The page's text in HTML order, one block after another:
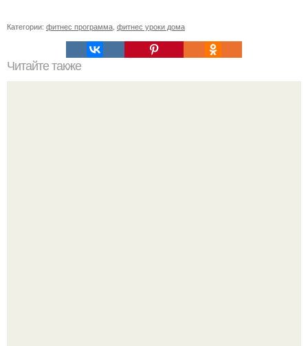
Категории: фитнес программа фитнес уроки дома
Читайте также